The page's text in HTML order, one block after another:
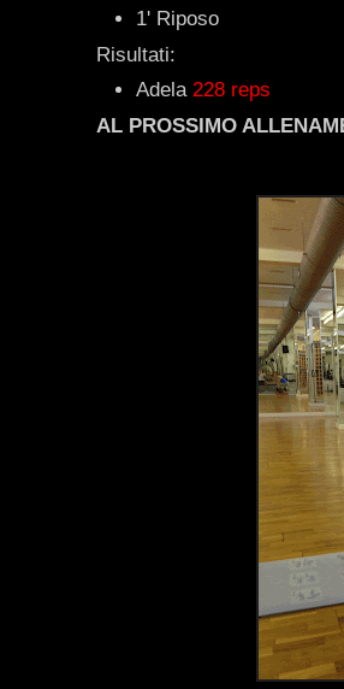
1' Riposo
Risultati:
Adela 228 reps
AL PROSSIMO